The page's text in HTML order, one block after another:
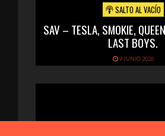
SALTO AL VACÍO
SAV – TESLA, SMOKIE,
LAST BOYS.
9 JUNIO 2026